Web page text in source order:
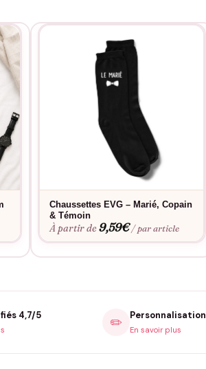
Chaussettes EVG – Marié, Copain
& Témoin
À partir de9,59€ / par article
4,7/5 ✏️ Personnalisation
En savoir plus